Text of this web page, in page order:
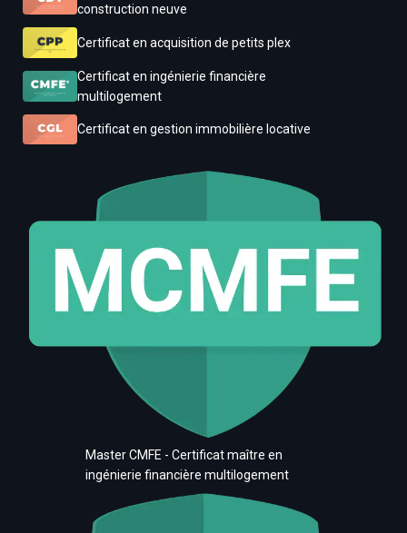
construction neuve
Certificat en acquisition de petits plex
Certificat en ingénierie financière
multilogement
Certificat en gestion immobilière locative
Master CMFE - Certificat maître en
ingénierie financière multilogement